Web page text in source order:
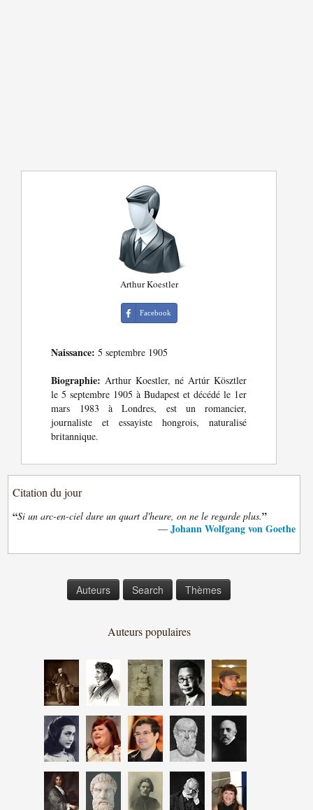
Arthur Koestler
Facebook
Naissance: 5 septembre 1905
Biographie: Arthur Koestler, né Artúr Kösztler
le 5 septembre 1905 à Budapest et décédé le 1er
mars 1983 à Londres, est un romancier,
journaliste et essayiste hongrois, naturalisé
britannique.
Citation du jour
“Si un arc-en-ciel dure un quart d'heure, on ne le regarde plus.”
— Johann Wolfgang von Goethe
Auteurs Search Thèmes
Auteurs populaires